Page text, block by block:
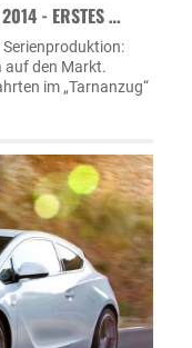
2014 - ERSTES …
auf den Markt.
im „Tarnanzug“